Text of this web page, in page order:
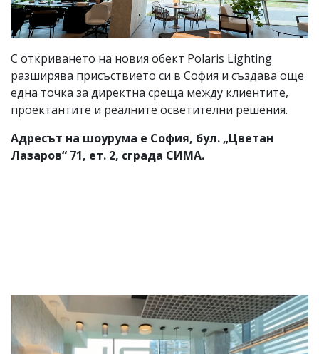
С откриването на новия обект Polaris Lighting
разширява присъствието си в София и създава още
една точка за директна среща между клиентите,
проектантите и реалните осветителни решения.
Адресът на шоурума е София, бул. „Цветан
Лазаров“ 71, ет. 2, сграда СИМА.